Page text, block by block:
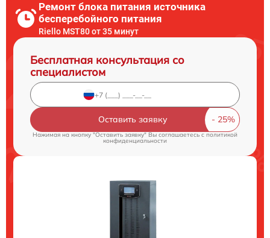
Ремонт блока питания источника
бесперебойного питания
Riello MST80 от 35 минут
Бесплатная консультация со
специалистом
Оставить заявку
Нажимая на кнопку "Оставить заявку" Вы соглашаетесь c политикой
конфиденциальности